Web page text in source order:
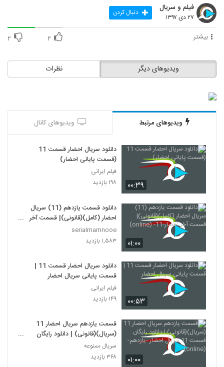
فیلم و سریال
۲۷ دی ۱۳۹۷ دنبال کردن
بیشتر ۲ ۲
نظرات ویدیوهای دیگر
ویدیوهای مرتبط ویدیوهای کانال
۰۰:۳۹
دانلود سریال احضار قسمت 11
(قسمت پایانی احضار)
فیلم ایرانی
۱۹۸ بازدید
۰۱:۰۰
دانلود قسمت یازدهم (11) سریال
احضار (کامل)(قانونی)| قسمت آخر
احضار-11- (online)
serialmamnooe
۱,۵۸۳ بازدید
۰۰:۵۳
دانلود سریال احضار قسمت 11 |
قسمت پایانی سریال احضار
فیلم ایرانی
۱۴۹ بازدید
۰۱:۰۰
قسمت یازدهم سریال احضار 11
(سریال)(قانونی) | دانلود رایگان
قسمت 11 سریال احضار -یازدهم-
(online)
سریال ممنوعه
۳۶۸ بازدید